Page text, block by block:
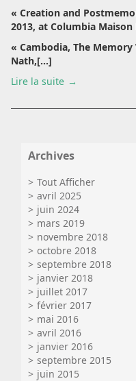
« Creation and
2013, at Columbia Maison
« Cambodia, The
Nath,[...]
Lire la suite
Archives
Tout Afficher
avril 2025
juin 2024
mars 2019
novembre 2018
octobre 2018
septembre 2018
janvier 2018
juillet 2017
février 2017
mai 2016
avril 2016
janvier 2016
septembre 2015
juin 2015